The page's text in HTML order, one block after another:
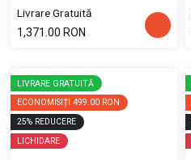
Livrare Gratuită
1,371.00 RON
LIVRARE GRATUITĂ
ECONOMISIȚI 499.00 RON
25% REDUCERE
LICHIDARE